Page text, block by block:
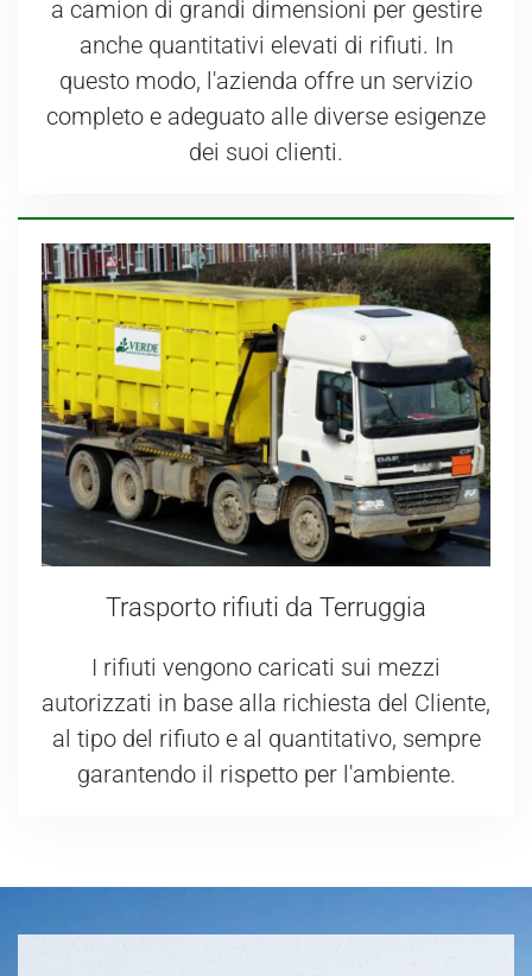
a camion di grandi dimensioni per gestire
anche quantitativi elevati di rifiuti. In
questo modo, l'azienda offre un servizio
completo e adeguato alle diverse esigenze
dei suoi clienti.
Trasporto rifiuti da Terruggia
I rifiuti vengono caricati sui mezzi
autorizzati in base alla richiesta del Cliente,
al tipo del rifiuto e al quantitativo, sempre
garantendo il rispetto per l'ambiente.